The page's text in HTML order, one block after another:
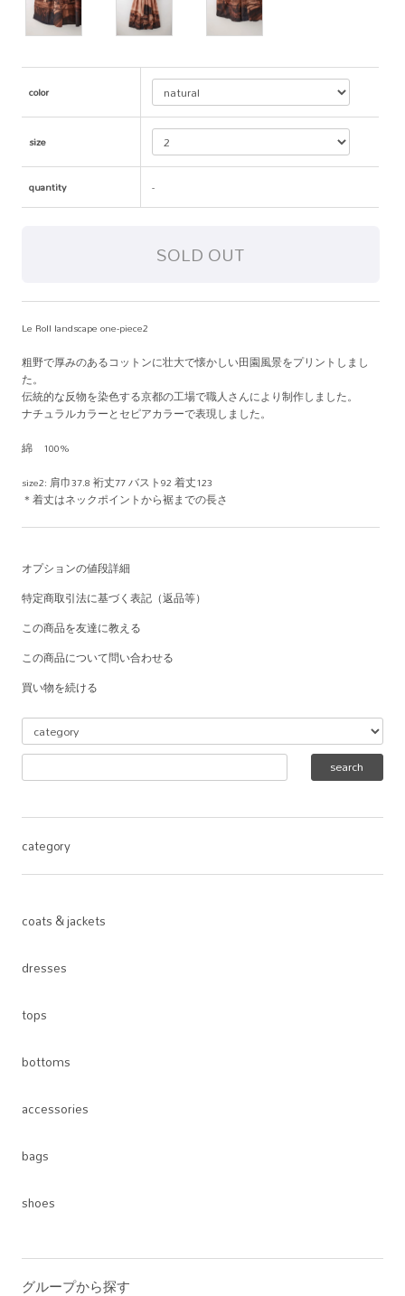
color
size
quantity -
Le Roll landscape one-piece2
粗野で厚みのあるコットンに壮大で懐かしい田園風景をプリントしまし
た。
伝統的な反物を染色する京都の工場で職人さんにより制作しました。
ナチュラルカラーとセピアカラーで表現しました。
綿 100%
size2: 肩巾37.8 裄丈77 バスト92 着丈123
＊着丈はネックポイントから裾までの長さ
オプションの値段詳細
特定商取引法に基づく表記（返品等）
この商品を友達に教える
この商品について問い合わせる
買い物を続ける
category
coats & jackets
dresses
tops
bottoms
accessories
bags
shoes
グループから探す